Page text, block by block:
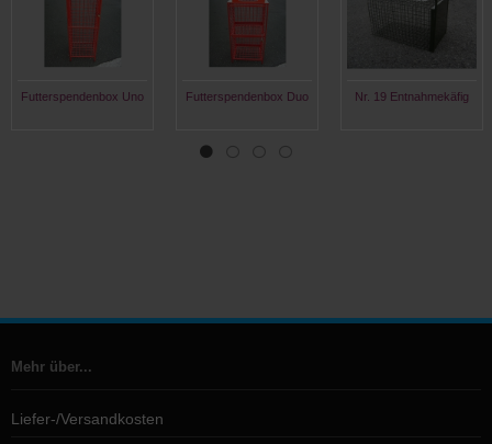
Futterspendenbox Uno Futterspendenbox Duo Nr. 19 Entnahmekäfig
Mehr über...
Liefer-/Versandkosten